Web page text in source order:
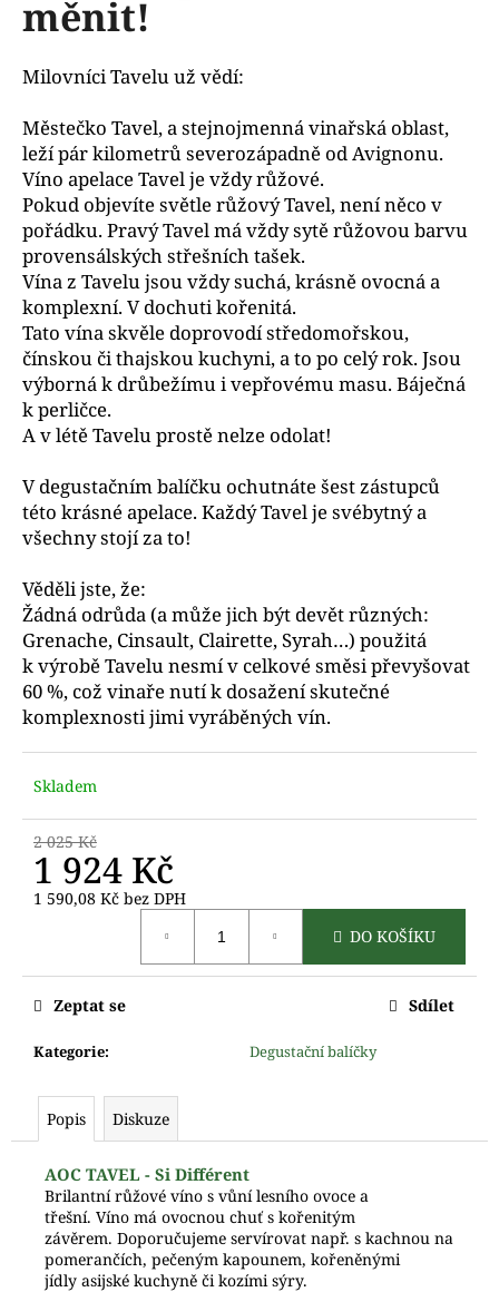
měnit!
Milovníci Tavelu už vědí:
Městečko Tavel, a stejnojmenná vinařská oblast,
leží pár kilometrů severozápadně od Avignonu.
Víno apelace Tavel je vždy růžové.
Pokud objevíte světle růžový Tavel, není něco v
pořádku. Pravý Tavel má vždy sytě růžovou barvu
provensálských střešních tašek.
Vína z Tavelu jsou vždy suchá, krásně ovocná a
komplexní. V dochuti kořenitá.
Tato vína skvěle doprovodí středomořskou,
čínskou či thajskou kuchyni, a to po celý rok. Jsou
výborná k drůbežímu i vepřovému masu. Báječná
k perličce.
A v létě Tavelu prostě nelze odolat!
V degustačním balíčku ochutnáte šest zástupců
této krásné apelace. Každý Tavel je svébytný a
všechny stojí za to!
Věděli jste, že:
Žádná odrůda (a může jich být devět různých:
Grenache, Cinsault, Clairette, Syrah…) použitá
k výrobě Tavelu nesmí v celkové směsi převyšovat
60 %, což vinaře nutí k dosažení skutečné
komplexnosti jimi vyráběných vín.
Skladem
2 025 Kč
1 924 Kč
1 590,08 Kč bez DPH
DO KOŠÍKU
Kategorie: Degustační balíčky
Zeptat se Sdílet
Popis Diskuze
AOC TAVEL - Si Différent
Brilantní růžové víno s vůní lesního ovoce a
třešní. Víno má ovocnou chuť s kořenitým
závěrem. Doporučujeme servírovat např. s kachnou na
pomerančích, pečeným kapounem, kořeněnými
jídly asijské kuchyně či kozími sýry.
a
í
t
?
D
o
p
o
r
u
č
u
e
m
e